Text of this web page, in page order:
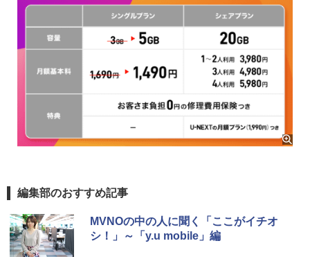
編集部のおすすめ記事
MVNOの中の人に聞く「ここがイチオ
シ！」～「y.u mobile」編